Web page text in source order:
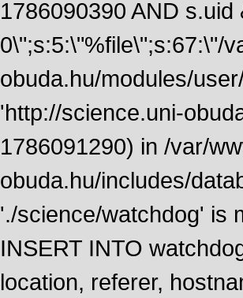
1786090390 AND s.uid
0\";s:5:\"%file\";s:67:\"/
obuda.hu/modules/
'http://science.uni-
1786091290) in /var/
obuda.hu/includes/
'./science/watchdog' is
INSERT INTO
location, referer,